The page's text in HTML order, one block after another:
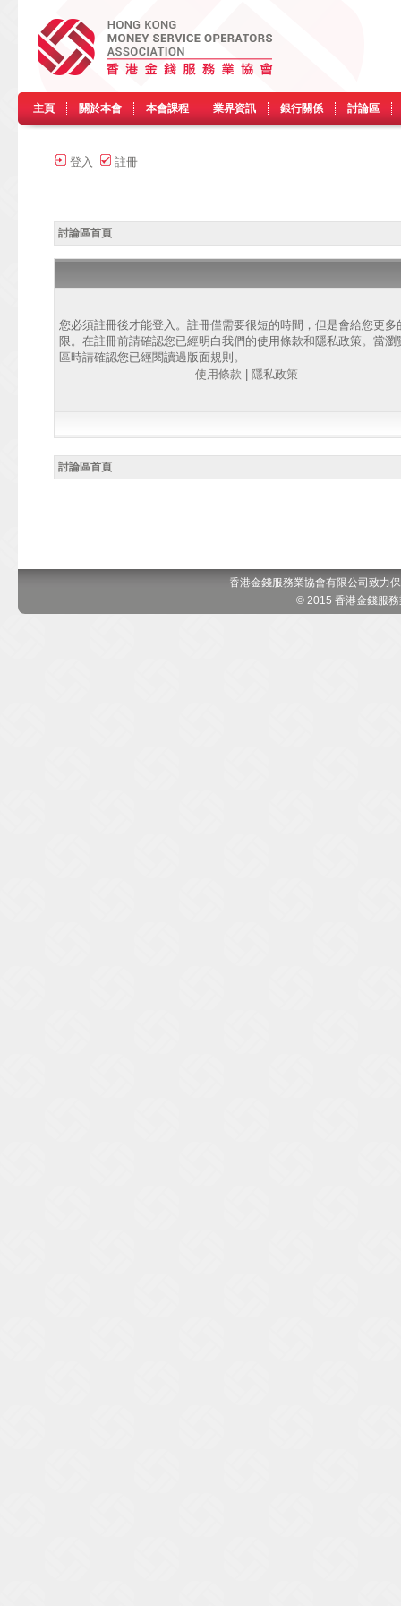
主頁 關於本會 本會課程 業界資訊 銀行關係 討論區
登入 註冊
討論區首頁
您必須註冊後才能登入。註冊僅需要很短的時間，但是會給您更多
限。在註冊前請確認您已經明白我們的使用條款和隱私政策。當瀏
區時請確認您已經閱讀過版面規則。
使用條款
隱私政策
討論區首頁
香港金錢服務業協會有限公司致力
© 2015 香港金錢服